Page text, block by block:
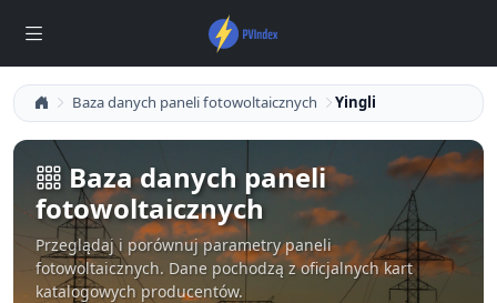
Baza danych paneli fotowoltaicznych Yingli
Baza danych paneli
fotowoltaicznych
Przeglądaj i porównuj parametry paneli
fotowoltaicznych. Dane pochodzą z oficjalnych kart
katalogowych producentów.